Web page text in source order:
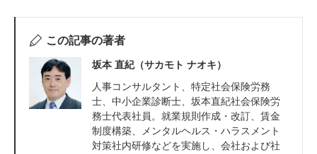
この記事の著者
坂本 直紀（サカモト ナオキ）
人事コンサルタント、特定社会保険労務
士、中小企業診断士、坂本直紀社会保険労
務士代表社員。就業規則作成・改訂、賃金
制度構築、メンタルヘルス・ハラスメント
対策社内研修などを実施し、会社および社